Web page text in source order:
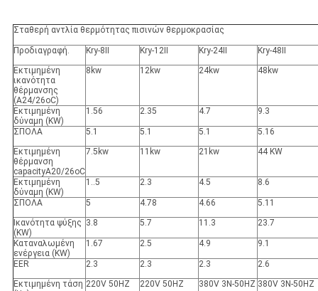
Σταθερή αντλία θερμότητας πισινών θερμοκρασίας
Προδιαγραφή. Kry-8II Kry-12II Kry-24II
Kry-48II
Εκτιμημένη
ικανότητα
θέρμανσης
(A24/26oC)
8kw 12kw 24kw 48kw
Εκτιμημένη
δύναμη (KW)
1.56 2.35 4.7 9.3
ΣΠΟΛΑ 5.1 5.1 5.1
5.16
Εκτιμημένη
θέρμανση
capacityA20/26oC
7.5kw 11kw 21kw 44 KW
Εκτιμημένη
δύναμη (KW)
1..5 2.3 4.5 8.6
ΣΠΟΛΑ 5 4.78 4.66
5.11
Ικανότητα ψύξης
(KW)
3.8 5.7 11.3 23.7
Καταναλωμένη
ενέργεια (KW)
1.67 2.5 4.9 9.1
EER 2.3 2.3 2.3
2.6
Εκτιμημένη τάση 220V 50HZ 220V 50HZ 380V 3N-50HZ 380V 3N-50HZ